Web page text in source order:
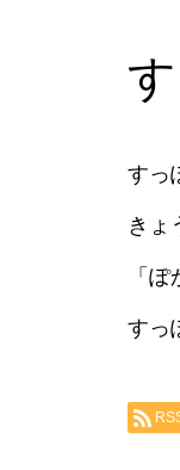
すっ
きょ
「
すっ